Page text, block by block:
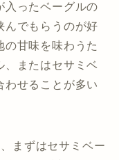
入ったベーグルの
んでもらうのが好
の甘味を味わうた
、またはセサミベ
わせることが多い
まずはセサミベー